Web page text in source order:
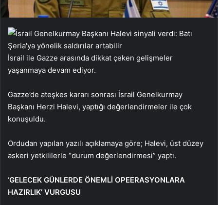
İsrail ile Gazze arasında dikkat çeken gelişmeler
yaşanmaya devam ediyor.
Gazze’de ateşkes kararı sonrası İsrail Genelkurmay
Başkanı Herzi Halevi, yaptığı değerlendirmeler ile çok
konuşuldu.
Ordudan yapılan yazılı açıklamaya göre; Halevi, üst düzey
askeri yetkililerle “durum değerlendirmesi” yaptı.
‘GELECEK GÜNLERDE ÖNEMLİ OPEERASYONLARA
HAZIRLIK’ VURGUSU